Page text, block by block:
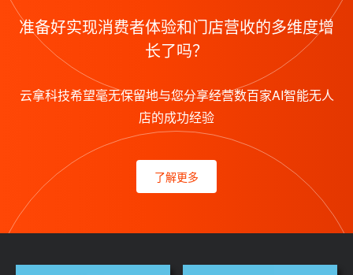
准备好实现消费者体验和门店营收的多维度增
长了吗？
云拿科技希望毫无保留地与您分享经营数百家AI智能无人
店的成功经验
了解更多